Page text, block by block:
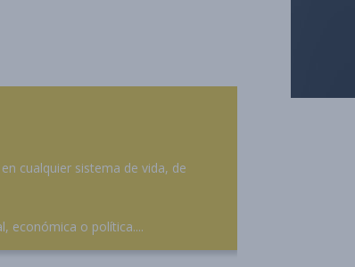
cualquier sistema de vida, de
económica o política....